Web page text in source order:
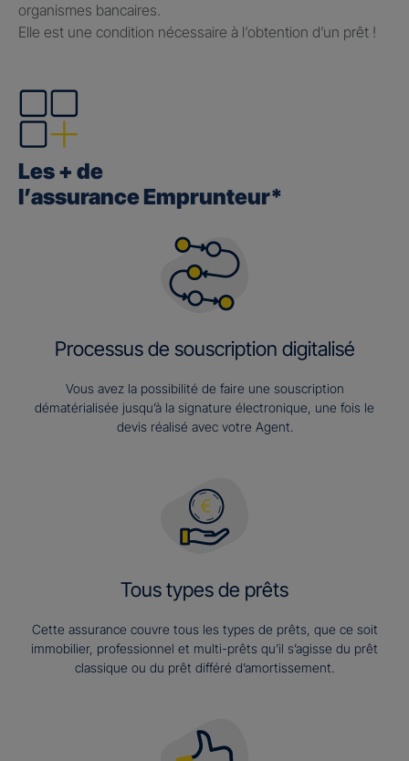
organismes bancaires.
Elle est une condition nécessaire à l’obtention d’un prêt !
Les + de
l’assurance Emprunteur*
Processus de souscription digitalisé
Vous avez la possibilité de faire une souscription
dématérialisée jusqu’à la signature électronique, une fois le
devis réalisé avec votre Agent.
Tous types de prêts
Cette assurance couvre tous les types de prêts, que ce soit
immobilier, professionnel et multi-prêts qu’il s’agisse du prêt
classique ou du prêt différé d’amortissement.